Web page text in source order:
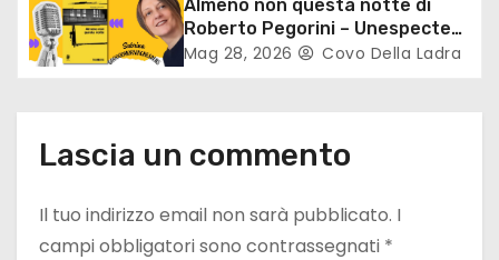
i
c
Almeno non questa notte di
Roberto Pegorini – Unespected
plot twist
Mag 28, 2026 Covo Della Ladra
Lascia un commento
Il tuo indirizzo email non sarà pubblicato. I
campi obbligatori sono contrassegnati *